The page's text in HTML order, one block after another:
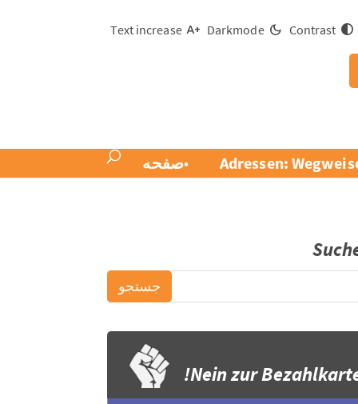
Contrast
Darkmode
Text increase
Adressen: صفحه
Nein zur